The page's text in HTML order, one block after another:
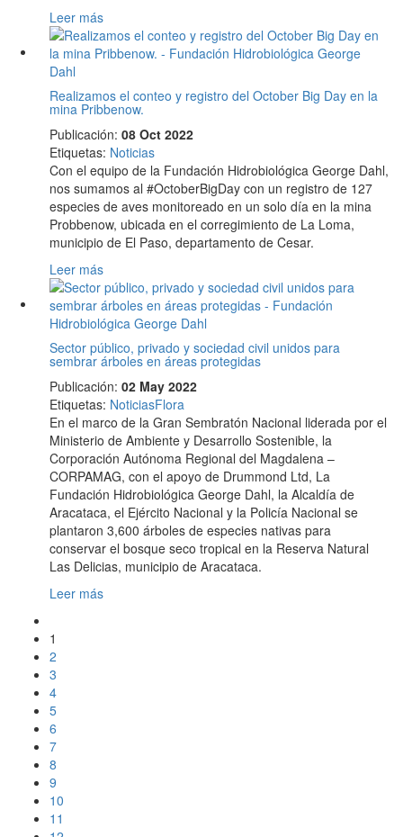
Leer más
Realizamos el conteo y registro del October Big Day en la
mina Pribbenow.
Publicación: 08 Oct 2022
Etiquetas: Noticias
Con el equipo de la Fundación Hidrobiológica George Dahl,
nos sumamos al #OctoberBigDay con un registro de 127
especies de aves monitoreado en un solo día en la mina
Probbenow, ubicada en el corregimiento de La Loma,
municipio de El Paso, departamento de Cesar.
Leer más
Sector público, privado y sociedad civil unidos para
sembrar árboles en áreas protegidas
Publicación: 02 May 2022
Etiquetas: NoticiasFlora
En el marco de la Gran Sembratón Nacional liderada por el
Ministerio de Ambiente y Desarrollo Sostenible, la
Corporación Autónoma Regional del Magdalena –
CORPAMAG, con el apoyo de Drummond Ltd, La
Fundación Hidrobiológica George Dahl, la Alcaldía de
Aracataca, el Ejército Nacional y la Policía Nacional se
plantaron 3,600 árboles de especies nativas para
conservar el bosque seco tropical en la Reserva Natural
Las Delicias, municipio de Aracataca.
Leer más
1
2
3
4
5
6
7
8
9
10
11